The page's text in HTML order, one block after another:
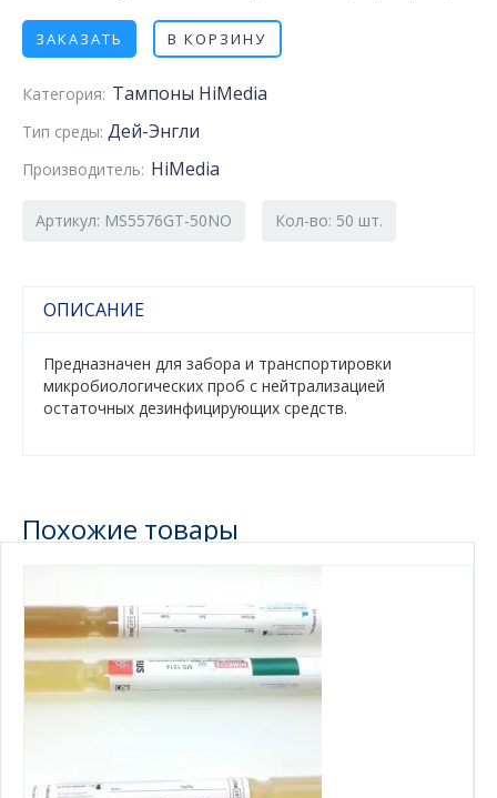
ЗАКАЗАТЬ В КОРЗИНУ
Категория: Тампоны HiMedia
Тип среды: Дей-Энгли
Производитель: HiMedia
Артикул: MS5576GT-50NO Кол-во: 50 шт.
ОПИСАНИЕ
Предназначен для забора и транспортировки
микробиологических проб с нейтрализацией
остаточных дезинфицирующих средств.
Похожие товары